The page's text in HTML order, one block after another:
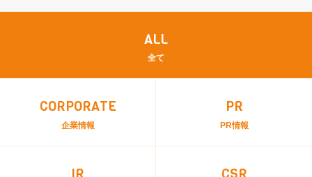
ALL
全て
CORPORATE
企業情報
PR
PR情報